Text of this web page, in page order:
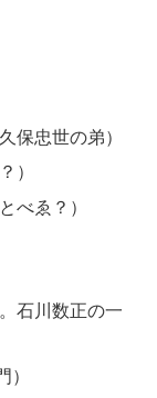
保忠世の弟）
）
べゑ？）
石川数正の一
）